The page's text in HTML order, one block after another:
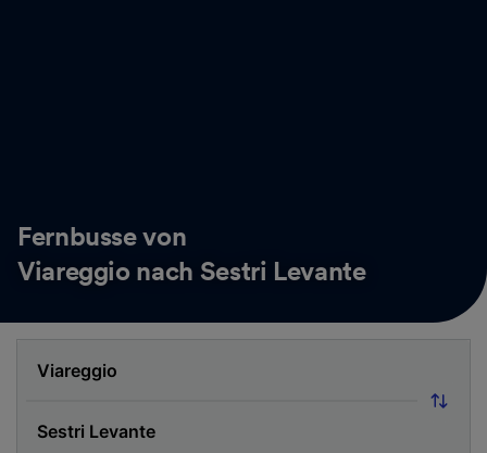
Fernbusse von
Viareggio nach Sestri Levante